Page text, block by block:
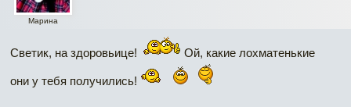
Марина
Светик, на здоровьице! Ой, какие лохматенькие
они у тебя получились!